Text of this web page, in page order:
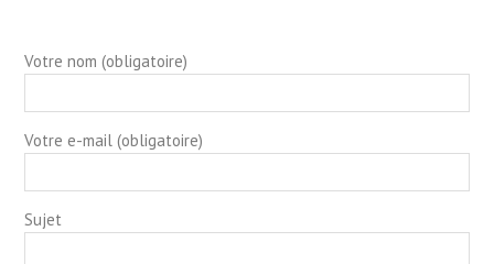
Votre nom (obligatoire)
Votre e-mail (obligatoire)
Sujet